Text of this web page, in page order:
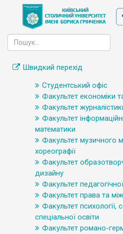
Швидкий перехід
Студентський офіс
Факультет економіки
Факультет
Факультет
математики
Факультет музичного
хореографії
Факультет
дизайну
Факультет
Факультет права та
Факультет психології,
спеціальної освіти
Факультет романо-